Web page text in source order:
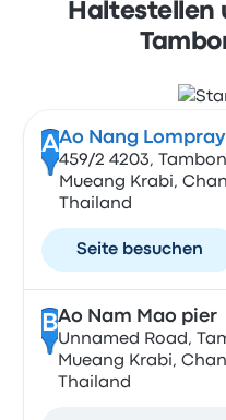
Haltestellen
AAo Nang
459/2 4203,
Mueang Krabi,
Thailand
Seite besuchen
BAo Nam Mao pier
Unnamed Road,
Mueang Krabi,
Thailand